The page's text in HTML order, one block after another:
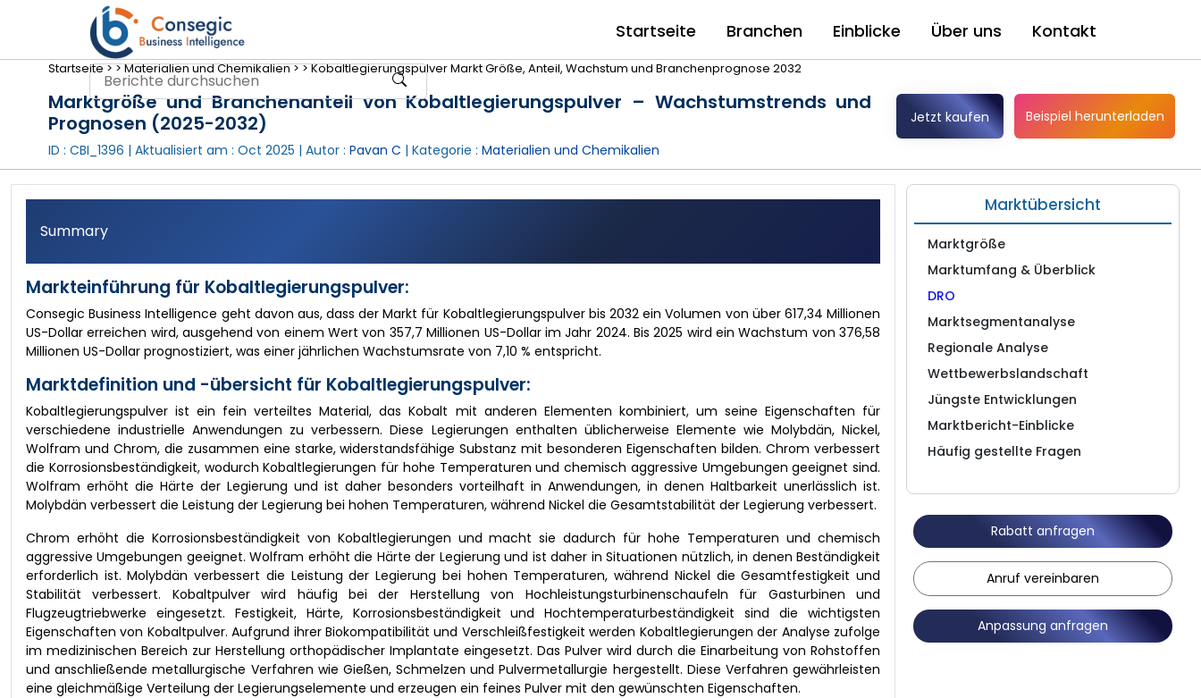
Startseite Branchen Einblicke Über uns Kontakt
Startseite >>Materialien und Chemikalien >>Kobaltlegierungspulver Markt Größe, Anteil, Wachstum und Branchenprognose 2032
Marktgröße und Branchenanteil von Kobaltlegierungspulver – Wachstumstrends und
Prognosen (2025-2032)
ID : CBI_1396 | Aktualisiert am : Oct 2025 | Autor : Pavan C | Kategorie : Materialien und Chemikalien
Jetzt kaufen Beispiel herunterladen
Summary
Markteinführung für Kobaltlegierungspulver:
Consegic Business Intelligence geht davon aus, dass der Markt für Kobaltlegierungspulver bis 2032 ein Volumen von über 617,34 Millionen
US-Dollar erreichen wird, ausgehend von einem Wert von 357,7 Millionen US-Dollar im Jahr 2024. Bis 2025 wird ein Wachstum von 376,58
Millionen US-Dollar prognostiziert, was einer jährlichen Wachstumsrate von 7,10 % entspricht.
Marktdefinition und -übersicht für Kobaltlegierungspulver:
Kobaltlegierungspulver ist ein fein verteiltes Material, das Kobalt mit anderen Elementen kombiniert, um seine Eigenschaften für
verschiedene industrielle Anwendungen zu verbessern. Diese Legierungen enthalten üblicherweise Elemente wie Molybdän, Nickel,
Wolfram und Chrom, die zusammen eine starke, widerstandsfähige Substanz mit besonderen Eigenschaften bilden. Chrom verbessert
die Korrosionsbeständigkeit, wodurch Kobaltlegierungen für hohe Temperaturen und chemisch aggressive Umgebungen geeignet sind.
Wolfram erhöht die Härte der Legierung und ist daher besonders vorteilhaft in Anwendungen, in denen Haltbarkeit unerlässlich ist.
Molybdän verbessert die Leistung der Legierung bei hohen Temperaturen, während Nickel die Gesamtstabilität der Legierung verbessert.
Chrom erhöht die Korrosionsbeständigkeit von Kobaltlegierungen und macht sie dadurch für hohe Temperaturen und chemisch
aggressive Umgebungen geeignet. Wolfram erhöht die Härte der Legierung und ist daher in Situationen nützlich, in denen Beständigkeit
erforderlich ist. Molybdän verbessert die Leistung der Legierung bei hohen Temperaturen, während Nickel die Gesamtfestigkeit und
Stabilität verbessert. Kobaltpulver wird häufig bei der Herstellung von Hochleistungsturbinenschaufeln für Gasturbinen und
Flugzeugtriebwerke eingesetzt. Festigkeit, Härte, Korrosionsbeständigkeit und Hochtemperaturbeständigkeit sind die wichtigsten
Eigenschaften von Kobaltpulver. Aufgrund ihrer Biokompatibilität und Verschleißfestigkeit werden Kobaltlegierungen der Analyse zufolge
im medizinischen Bereich zur Herstellung orthopädischer Implantate eingesetzt. Das Pulver wird durch die Einarbeitung von Rohstoffen
und anschließende metallurgische Verfahren wie Gießen, Schmelzen und Pulvermetallurgie hergestellt. Diese Verfahren gewährleisten
eine gleichmäßige Verteilung der Legierungselemente und erzeugen ein feines Pulver mit den gewünschten Eigenschaften.
Marktübersicht
Marktgröße
Marktumfang & Überblick
DRO
Marktsegmentanalyse
Regionale Analyse
Wettbewerbslandschaft
Jüngste Entwicklungen
Marktbericht-Einblicke
Häufig gestellte Fragen
Rabatt anfragen
Anruf vereinbaren
Anpassung anfragen